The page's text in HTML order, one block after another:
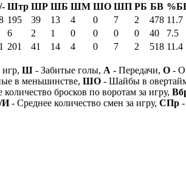
Штр ШР ШБ ШМ ШО ШП РБ БВ
195 39 13 4 0 7 2 478 11.7
6 2 1 0 0 0 0 40 7.5
201 41 14 4 0 7 2 518 11.4
Ш - Забитые голы, А - Передачи, О -
в меньшинстве, ШО - Шайбы в
бросков по воротам за игру,
И- Среднее количество смен за игру, СПр